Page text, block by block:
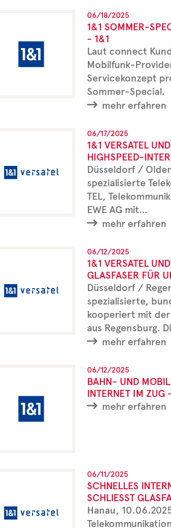
06/18/2025
1&1 SOMMER-
- 1&1
Laut connect
Mobilfunk-
Servicekonzept
Sommer-Special.
mehr erfahren
06/17/2025
1&1 VERSATEL
IGHSPEED-
Düsseldorf /
spezialisierte
TEL,
EWE AG mit…
mehr erfahren
06/12/2025
1&1 VERSATEL
LASFASER FÜR
Düsseldorf /
spezialisierte,
kooperiert mit der
aus Regensburg.
mehr erfahren
06/12/2025
BAHN- UND
INTERNET IM ZUG
mehr erfahren
06/11/2025
SCHNELLES
SCHLIESST
Hanau,